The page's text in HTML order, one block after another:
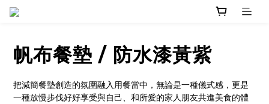
帆布餐墊 / 防水漆黃紫
把減簡餐墊創造的氛圍融入用餐當中，無論是一種儀式感，更是
一種放慢步伐好好享受與自己、和所愛的家人朋友共進美食的體